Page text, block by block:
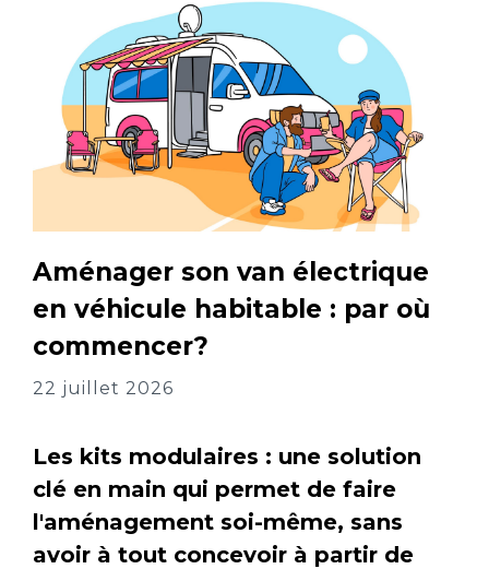
Aménager son van électrique
en véhicule habitable : par où
commencer?
22 juillet 2026
Les kits modulaires : une solution
clé en main qui permet de faire
l'aménagement soi-même, sans
avoir à tout concevoir à partir de